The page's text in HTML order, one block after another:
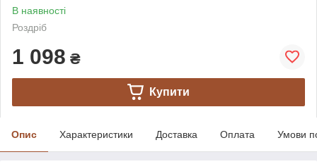
В наявності
Роздріб
1 098 ₴
Купити
Опис Характеристики Доставка Оплата Умови